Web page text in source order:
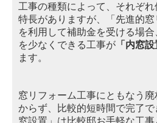
工事の種類によって、それぞ
特長がありますが、「先進的窓
を利用して補助金を受ける場
を少なくできる工事が 「内窓設
ます。
窓リフォーム工事にともなう
からず、比較的短時間で完了
窓設置」は比較邸お手軽な工事